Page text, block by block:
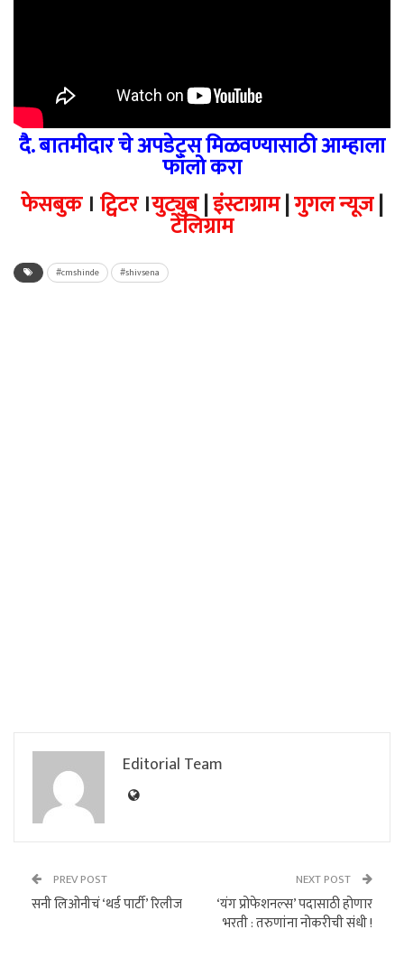
दै. बातमीदार चे अपडेट्स मिळवण्यासाठी आम्हाला
फॉलो करा
फेसबुक। ट्विटर।युट्युब|इंस्टाग्राम|गुगल न्यूज|
टेलिग्राम
#cmshinde #shivsena
Editorial Team
PREV POST
सनी लिओनीचं ‘थर्ड पार्टी’ रिलीज
NEXT POST
‘यंग प्रोफेशनल्स’ पदासाठी होणार
भरती : तरुणांना नोकरीची संधी !